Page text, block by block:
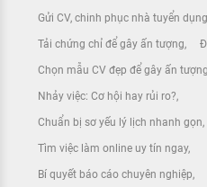
Gửi CV, chinh phục nhà tuyển dụng
Tải chứng chỉ để gây ấn tượng
Chọn mẫu CV đẹp để gây ấn tượng
Nhảy việc: Cơ hội hay rủi ro?
Chuẩn bị sơ yếu lý lịch nhanh gọn
Tìm việc làm online uy tín ngay
Bí quyết báo cáo chuyên nghiệp